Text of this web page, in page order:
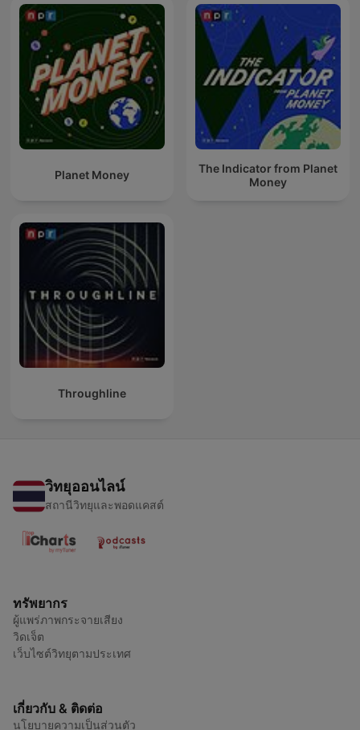
Planet Money
The Indicator from Planet
Money
Throughline
วิทยุออนไลน์
สถานีวิทยุและพอดแคสต์
ทรัพยากร
ผู้แพร่ภาพกระจายเสียง
วิดเจ็ต
เว็บไซต์วิทยุตามประเทศ
เกี่ยวกับ & ติดต่อ
นโยบายความเป็นส่วนตัว